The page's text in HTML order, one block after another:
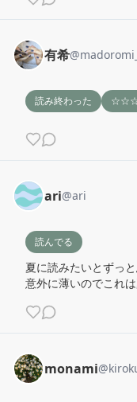
有希@
読み終わった
ari@ari
読んでる
夏に読みたいとずっ
意外に薄いのでこれ
monami@